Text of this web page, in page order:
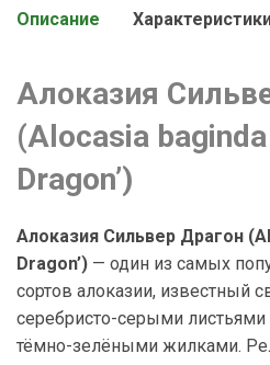
Описание
Алоказия
(Alocasia baginda
Dragon’)
Алоказия Сильвер Драгон
Dragon’) — один из самых
сортов алоказии, известный
серебристо-серыми
тёмно-зелёными жилками.